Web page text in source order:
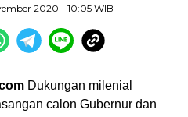
2020 - 10:05 WIB
Dukungan milenial
calon Gubernur dan